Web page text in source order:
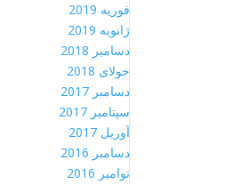
فوریه 2019
ژانویه 2019
دسامبر 2018
جولای 2018
دسامبر 2017
سپتامبر 2017
آوریل 2017
دسامبر 2016
نوامبر 2016